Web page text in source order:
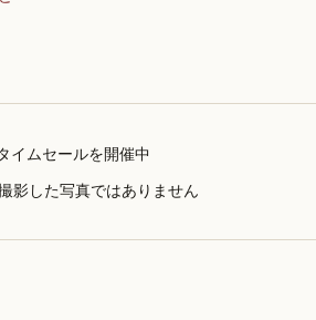
イムセールを開催中
影した写真ではありません